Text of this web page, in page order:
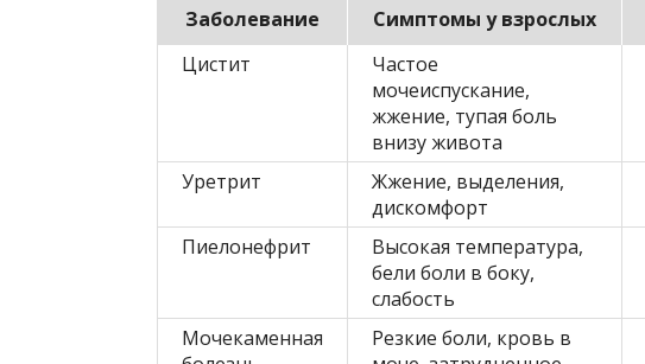
Заболевание Симптомы у взрослых
Цистит
Частое
мочеиспускание,
жжение, тупая боль
внизу живота
Уретрит
Жжение, выделения,
дискомфорт
Пиелонефрит
Высокая температура,
бели боли в боку,
слабость
Мочекаменная
Резкие боли, кровь в